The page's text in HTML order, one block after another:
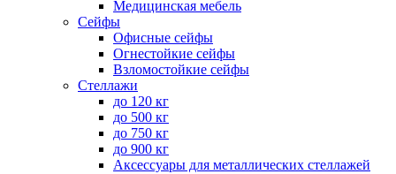
Медицинская мебель
Сейфы
Офисные сейфы
Огнестойкие сейфы
Взломостойкие сейфы
Стеллажи
до 120 кг
до 500 кг
до 750 кг
до 900 кг
Аксессуары для металлических стеллажей